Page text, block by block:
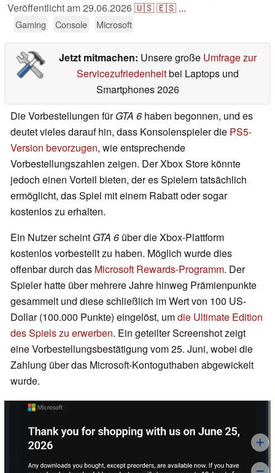
Veröffentlicht am29.06.2026🇺🇸🇪🇸 ...
Gaming Console Microsoft
Jetzt mitmachen: Unsere große Umfrage zur
Servicezufriedenheitbei Laptops und
Smartphones 2026
Die Vorbestellungen fürGTA 6 haben begonnen, und es
deutet vieles darauf hin, dass Konsolenspieler die PS5-
Version bevorzugen, wie entsprechende
Vorbestellungszahlen zeigen. Der Xbox Store könnte
jedoch einen Vorteil bieten, der es Spielern tatsächlich
ermöglicht, das Spiel mit einem Rabatt oder sogar
kostenlos zu erhalten.
Ein Nutzer scheint GTA 6 über die Xbox-Plattform
kostenlos vorbestellt zu haben. Möglich wurde dies
offenbar durch das Microsoft Rewards-Programm. Der
Spieler hatte über mehrere Jahre hinweg Prämienpunkte
gesammelt und diese schließlich im Wert von 100 US-
Dollar (100.000 Punkte) eingelöst, umdie Ultimate Edition
des Spiels zu erwerben. Ein geteilter Screenshot zeigt
eine Vorbestellungsbestätigung vom 25. Juni, wobei die
Zahlung über das Microsoft-Kontoguthaben abgewickelt
wurde.